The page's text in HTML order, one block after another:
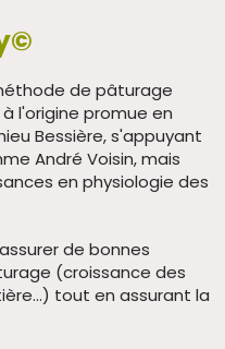
de pâturage
l'origine promue en
Bessière, s'appuyant
André Voisin, mais
en physiologie des
de bonnes
(croissance des
tout en assurant la